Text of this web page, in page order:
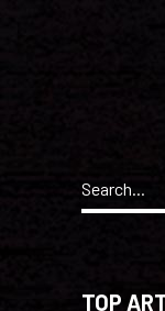
Search
for:
TOP